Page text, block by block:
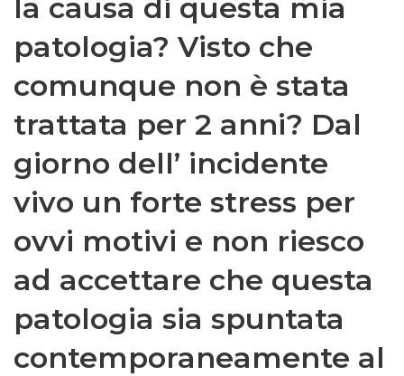
la causa di questa mia
patologia? Visto che
comunque non è stata
trattata per 2 anni? Dal
giorno dell’ incidente
vivo un forte stress per
ovvi motivi e non riesco
ad accettare che questa
patologia sia spuntata
contemporaneamente al